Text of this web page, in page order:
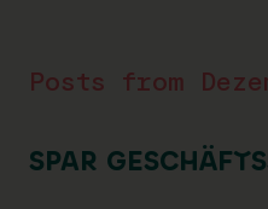
Posts from
SPAR